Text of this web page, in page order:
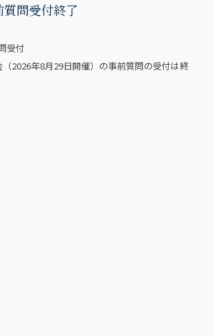
問受付終了
受付
2026年8月29日開催）の事前質問の受付は終